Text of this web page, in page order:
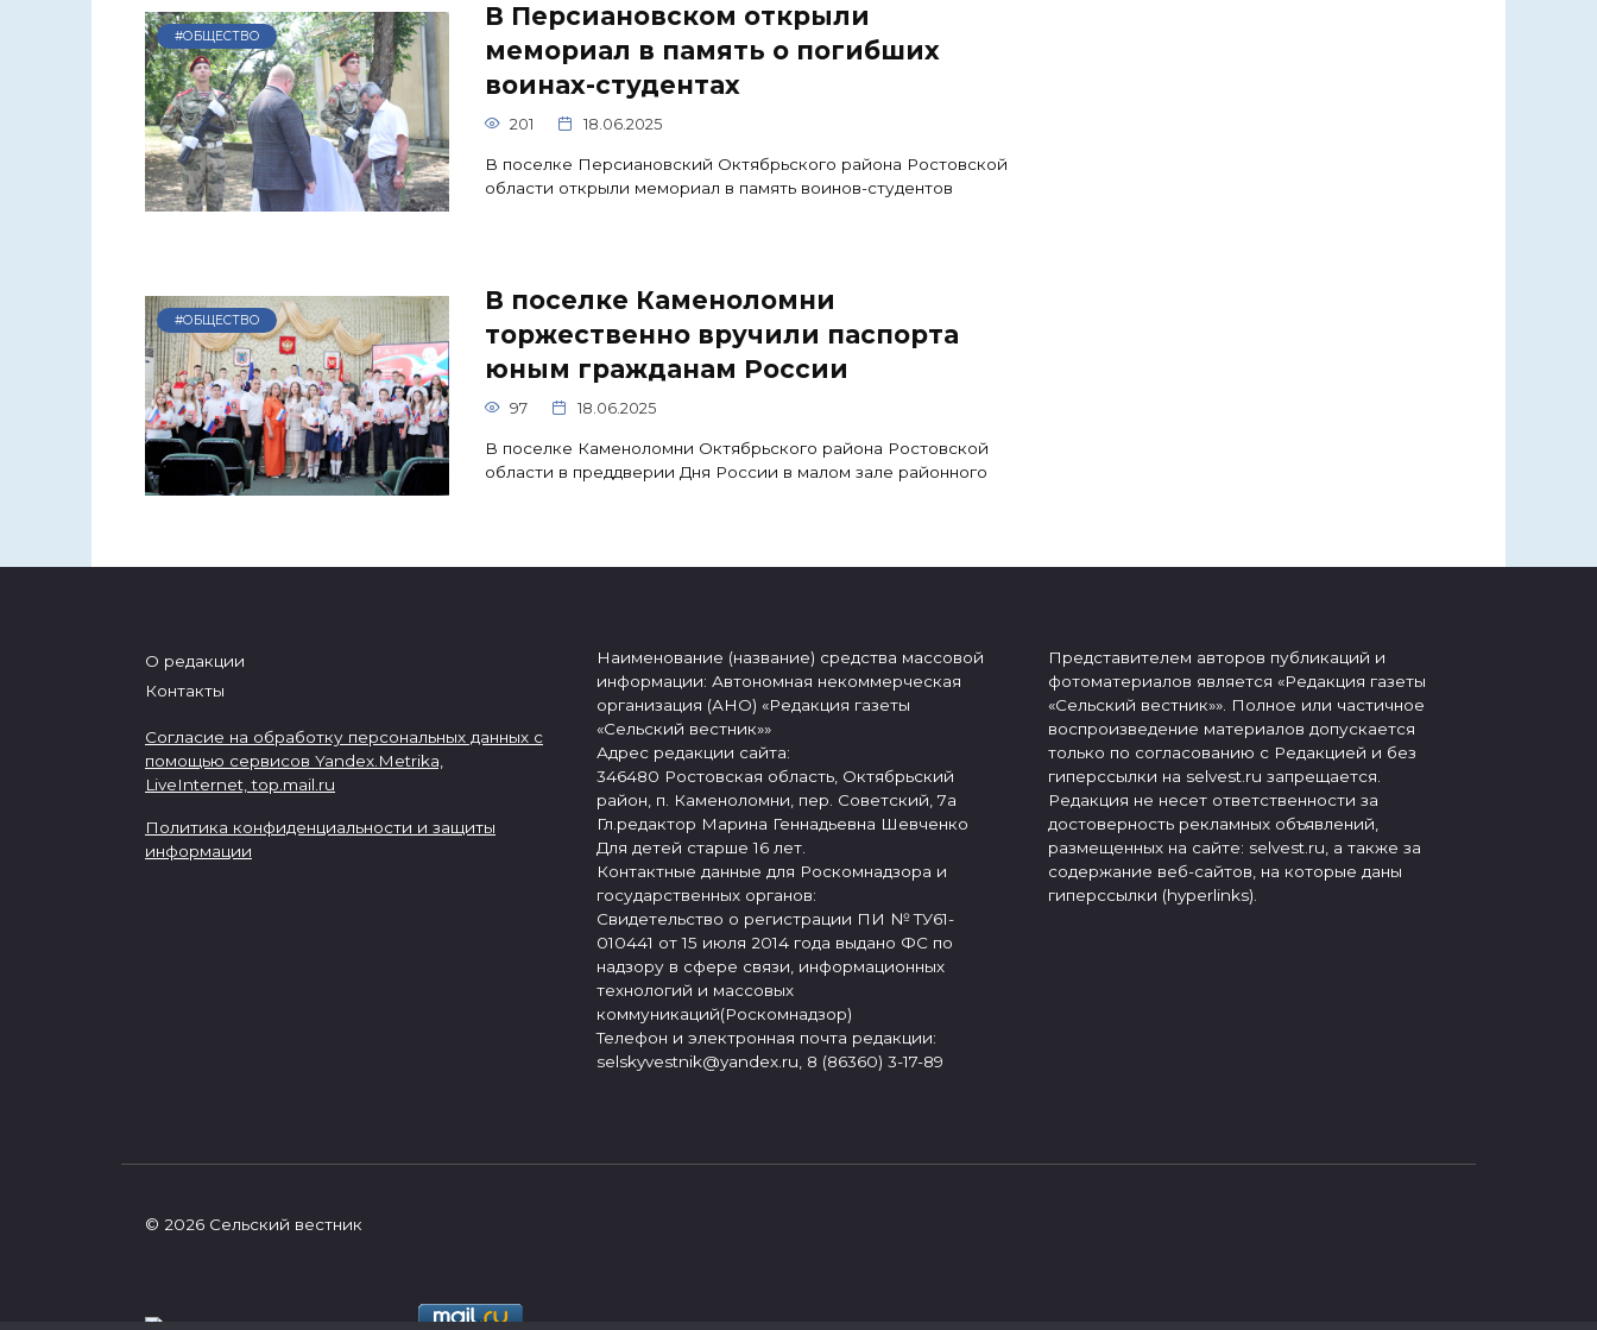
#ОБЩЕСТВО
В Персиановском открыли
мемориал в память о погибших
воинах-студентах
201 18.06.2025
В поселке Персиановский Октябрьского района Ростовской
области открыли мемориал в память воинов-студентов
#ОБЩЕСТВО
В поселке Каменоломни
торжественно вручили паспорта
юным гражданам России
97 18.06.2025
В поселке Каменоломни Октябрьского района Ростовской
области в преддверии Дня России в малом зале районного
О редакции
Контакты
Согласие на обработку персональных данных с
помощью сервисов Yandex.Metrika,
LiveInternet,top.mail.ru
Политика конфиденциальности и защиты
информации
Наименование (название) средства массовой
информации: Автономная некоммерческая
организация (АНО) «Редакция газеты
«Сельский вестник»»
Адрес редакции сайта:
346480 Ростовская область, Октябрьский
район, п. Каменоломни, пер. Советский, 7а
Гл.редактор Марина Геннадьевна Шевченко
Для детей старше 16 лет.
Контактные данные для Роскомнадзора и
государственных органов:
Свидетельство о регистрации ПИ № ТУ61-
010441 от 15 июля 2014 года выдано ФС по
надзору в сфере связи, информационных
технологий и массовых
коммуникаций(Роскомнадзор)
Телефон и электронная почта редакции:
selskyvestnik@yandex.ru, 8 (86360) 3-17-89
Представителем авторов публикаций и
фотоматериалов является «Редакция газеты
«Сельский вестник»». Полное или частичное
воспроизведение материалов допускается
только по согласованию с Редакцией и без
гиперссылки на selvest.ru запрещается.
Редакция не несет ответственности за
достоверность рекламных объявлений,
размещенных на сайте: selvest.ru, а также за
содержание веб-сайтов, на которые даны
гиперссылки (hyperlinks).
© 2026 Сельский вестник